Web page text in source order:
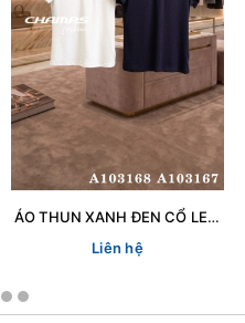
ÁO THUN XANH ĐEN CỔ LEN 103167
Liên hệ